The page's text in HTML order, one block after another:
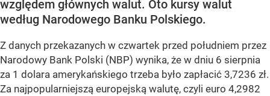
względem głównych walut. Oto kursy walut
według Narodowego Banku Polskiego.
Z danych przekazanych w czwartek przed południem przez
Narodowy Bank Polski (NBP) wynika, że w dniu 6 sierpnia
za 1 dolara amerykańskiego trzeba było zapłacić 3,7236 zł.
Za najpopularniejszą europejską walutę, czyli euro 4,2982